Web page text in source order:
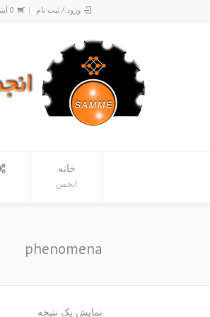
ورود / ثبت نام 0 آیتم -
خانه
انجمن
phenomena
نمایش یک نتیجه